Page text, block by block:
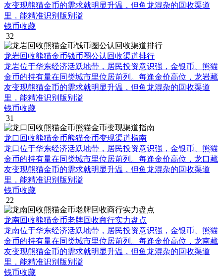
友变现熊猫金币的需求就明显升温，但鱼龙混杂的回收渠道
里，能精准识别版别溢
钱币收藏
32
龙岩回收熊猫金币钱币圈公认回收渠道排行
龙岩位于华东经济活跃地带，居民投资意识强，金银币、熊猫
金币的持有量在同类城市里位居前列。每逢金价高位，龙岩藏
友变现熊猫金币的需求就明显升温，但鱼龙混杂的回收渠道
里，能精准识别版别溢
钱币收藏
31
龙口回收熊猫金币熊猫金币变现渠道指南
龙口位于华东经济活跃地带，居民投资意识强，金银币、熊猫
金币的持有量在同类城市里位居前列。每逢金价高位，龙口藏
友变现熊猫金币的需求就明显升温，但鱼龙混杂的回收渠道
里，能精准识别版别溢
钱币收藏
22
龙南回收熊猫金币老牌回收商行实力盘点
龙南位于华东经济活跃地带，居民投资意识强，金银币、熊猫
金币的持有量在同类城市里位居前列。每逢金价高位，龙南藏
友变现熊猫金币的需求就明显升温，但鱼龙混杂的回收渠道
里，能精准识别版别溢
钱币收藏